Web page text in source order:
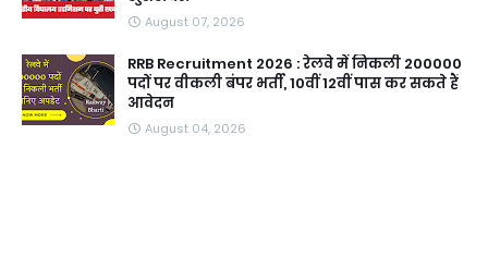
August 07, 2026
RRB Recruitment 2026 : रेलवे में निकली 200000
पदों पर वीकली बंपर भर्ती, 10वीं 12वीं पास कर सकते हैं
आवेदन
August 04, 2026